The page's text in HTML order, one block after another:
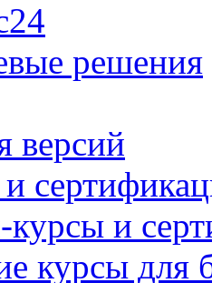
решения
версий
и
курсы для